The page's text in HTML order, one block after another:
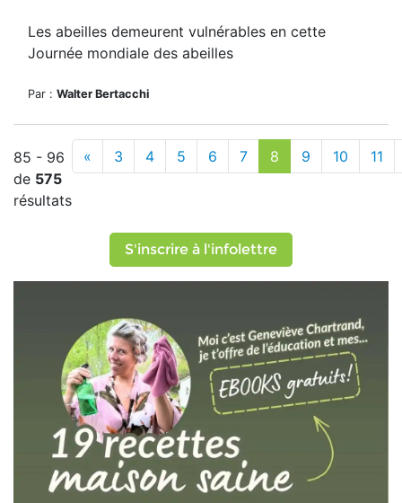
Les abeilles demeurent vulnérables en cette
Journée mondiale des abeilles
Par : Walter Bertacchi
85 - 96
de 575
résultats
« 3 4 5 6 7 8 9 10 11
S'inscrire à l'infolettre